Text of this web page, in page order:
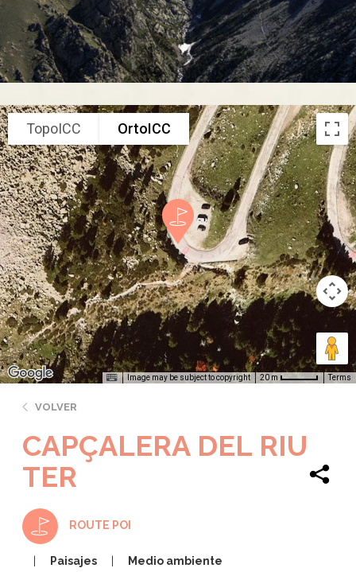
TopoICC OrtoICC
Image may be subject to copyright 20 m Terms
VOLVER
CAPÇALERA DEL RIU
TER
ROUTE POI
Paisajes Medio ambiente